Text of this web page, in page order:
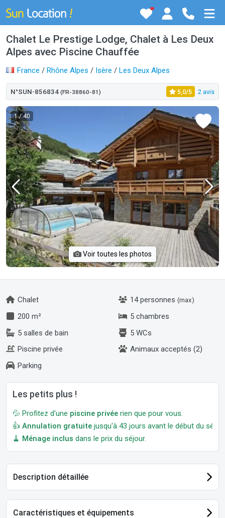
Chalet Le Prestige Lodge, Chalet à Les Deux
Alpes avec Piscine Chauffée
France / Rhône Alpes / Isère / Les Deux Alpes
N°SUN-856834 (FR-38860-81) 5,0/5 2 avis
1/ 40
Voir toutes les photos
Chalet 14 personnes (max)
200 m²
5 chambres
5 salles de bain
5 WCs
Piscine privée
Animaux acceptés (2)
Parking
Les petits plus !
💦 Profitez d'une piscine privée rien que pour vous.
👍 Annulation gratuite jusqu'à 43 jours avant le début du
🧹 Ménage inclus dans le prix du séjour.
Description détaillée
Caractéristiques et équipements